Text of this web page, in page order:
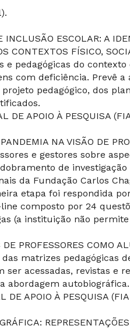
INCLUSÃO ESCOLAR: A
CONTEXTOS FÍSICO,
e pedagógicas do
com deficiência. Prevê a
pedagógico, dos
APOIO À PESQUISA
NA VISÃO DE
e gestores sobre
de
da Fundação Carlos
etapa foi respondida
composto por 24
(a instituição não
PROFESSORES COMO
matrizes pedagógicas
acessadas, revistas e
abordagem autobiográfica.
APOIO À PESQUISA